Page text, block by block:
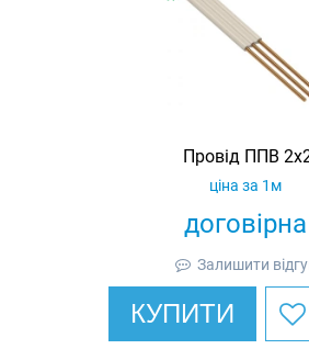
Провід ППВ
договірна
ціна за 1м
Залишити
КУПИТИ